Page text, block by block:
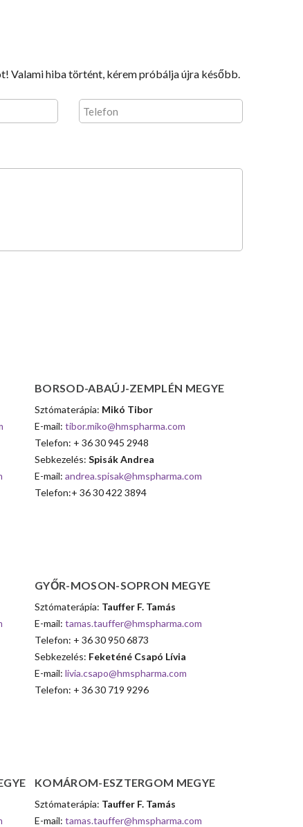
Valami hiba történt, kérem próbálja újra később.
BORSOD-ABAÚJ-ZEMPLÉN MEGYE
Sztómaterápia: Mikó Tibor
E-mail: tibor.miko@hmspharma.com
Telefon: + 36 30 945 2948
Sebkezelés: Spisák Andrea
E-mail: andrea.spisak@hmspharma.com
Telefon:+ 36 30 422 3894
GYŐR-MOSON-SOPRON MEGYE
Sztómaterápia: Tauffer F. Tamás
E-mail: tamas.tauffer@hmspharma.com
Telefon: + 36 30 950 6873
Sebkezelés: Feketéné Csapó Lívia
E-mail: livia.csapo@hmspharma.com
Telefon: + 36 30 719 9296
KOMÁROM-ESZTERGOM MEGYE
Sztómaterápia: Tauffer F. Tamás
E-mail: tamas.tauffer@hmspharma.com